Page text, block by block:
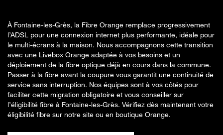
À Fontaine-les-Grès, la Fibre Orange remplace progressivement
l’ADSL pour une connexion internet plus performante, idéale pour
le multi-écrans à la maison. Nous accompagnons cette transition
avec une Livebox Orange adaptée à vos besoins et un
déploiement de la fibre optique déjà en cours dans la commune.
Passer à la fibre avant la coupure vous garantit une continuité de
service sans interruption. Nos équipes sont à vos côtés pour
faciliter cette migration obligatoire et vous conseiller sur
l’éligibilité fibre à Fontaine-les-Grès. Vérifiez dès maintenant votre
éligibilité fibre sur notre site ou en boutique Orange.